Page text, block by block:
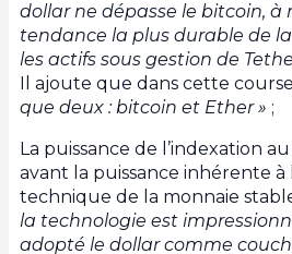
dollar ne dépasse le bitcoin, à
tendance la plus durable de la
les actifs sous gestion de
Il ajoute que dans cette
que deux : bitcoin et Ether » ;
La puissance de l’indexation
avant la puissance inhérente à
technique de la monnaie
la technologie est
adopté le dollar comme